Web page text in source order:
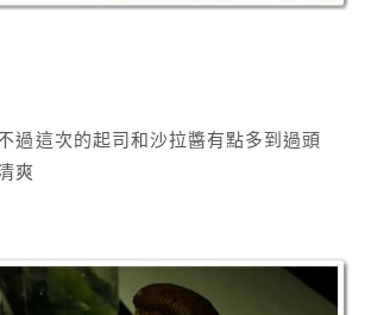
過這次的起司和沙拉醬有點多到過頭
爽